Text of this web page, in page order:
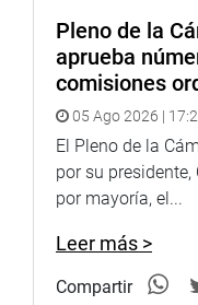
acceso al cambio de
del personal
Social de Salud
emergencia sanitaria
La medida incluye “a
periodo menor al
vínculos CAS
CONSEJO NACIONAL
Pleno de la
aprueba
comisiones
05 Ago 2026 |
El Pleno de la
por su presidente,
por mayoría, el...
Leer más >
Compartir